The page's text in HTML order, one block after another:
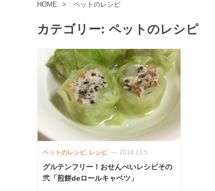
HOME ペットのレシピ
カテゴリー: ペットのレシピ
ペットのレシピ, レシピ — 2018.11.5
グルテンフリー！おせんべいレシピその
弐「煎餅deロールキャベツ」